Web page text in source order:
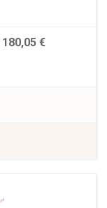
180,05 €